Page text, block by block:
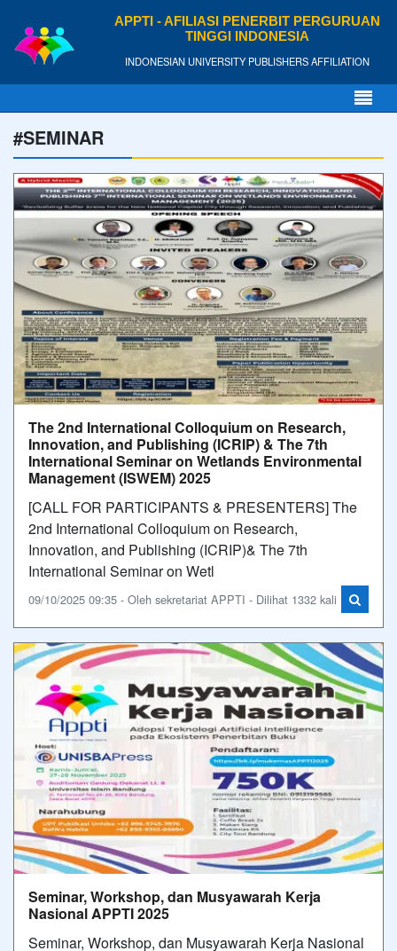
APPTI - AFILIASI PENERBIT PERGURUAN
TINGGI INDONESIA
INDONESIAN UNIVERSITY PUBLISHERS AFFILIATION
#SEMINAR
The 2nd International Colloquium on Research,
Innovation, and Publishing (ICRIP) & The 7th
International Seminar on Wetlands Environmental
Management (ISWEM) 2025
[CALL FOR PARTICIPANTS & PRESENTERS] The
2nd International Colloquium on Research,
Innovation, and Publishing (ICRIP)& The 7th
International Seminar on Wetl
09/10/2025 09:35 - Oleh sekretariat APPTI - Dilihat 1332 kali
Seminar, Workshop, dan Musyawarah Kerja
Nasional APPTI 2025
Seminar, Workshop, dan Musyawarah Kerja Nasional